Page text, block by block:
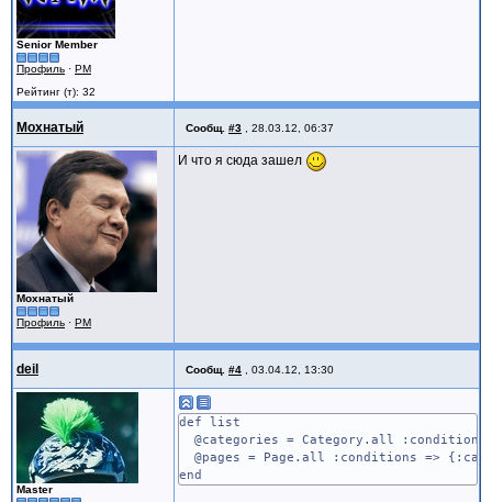
Senior Member
Профиль · PM
Рейтинг (т): 32
Мохнатый Сообщ. #3 28.03.12, 06:37
Мохнатый
Профиль · PM
И что я сюда зашел
deil Сообщ. #4 03.04.12, 13:30
Master
def list
@categories = Category.all
@pages = Page.all :conditions =>
end